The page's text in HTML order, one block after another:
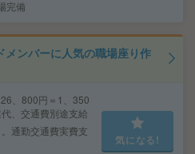
完備
ンバーに人気の職場座り作
、800円＝1、350
、交通費別途支給
通勤交通費実費支
気になる!